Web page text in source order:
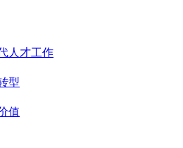
人才工作
型
值